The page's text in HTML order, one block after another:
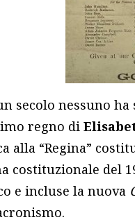
secolo nessuno
regno di
alla “Regina”
costituzionale del
e incluse la nuova